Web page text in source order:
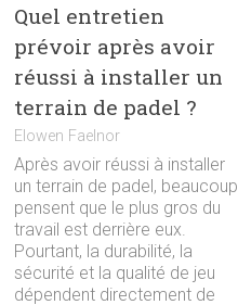
Quel entretien
prévoir après avoir
réussi à installer un
terrain de padel ?
Elowen Faelnor
Après avoir réussi à installer
un terrain de padel, beaucoup
pensent que le plus gros du
travail est derrière eux.
Pourtant, la durabilité, la
sécurité et la qualité de jeu
dépendent directement de